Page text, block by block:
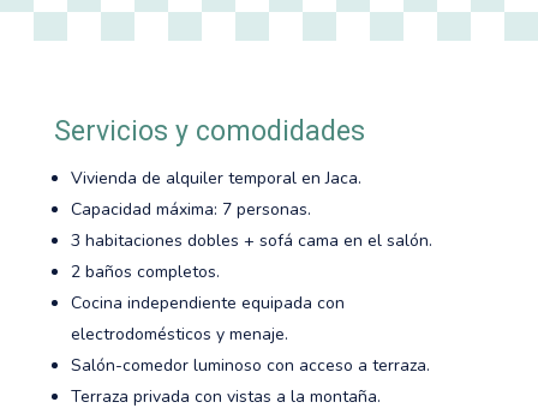
Servicios y comodidades
Vivienda de alquiler temporal en Jaca.
Capacidad máxima: 7 personas.
3 habitaciones dobles + sofá cama en el salón.
2 baños completos.
Cocina independiente equipada con
electrodomésticos y menaje.
Salón-comedor luminoso con acceso a terraza.
Terraza privada con vistas a la montaña.